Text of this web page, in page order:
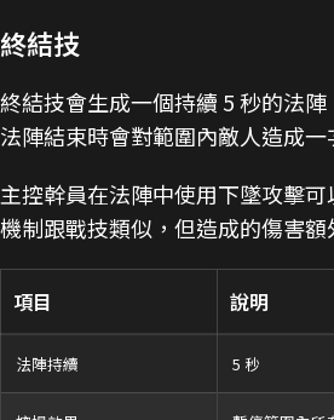
終結技
終結技會生成一個持續 5 秒的法
法陣結束時會對範圍內敵人造成一
主控幹員在法陣中使用下墜攻擊
機制跟戰技類似，但造成的傷害額
項目 說明
法陣持續 5 秒